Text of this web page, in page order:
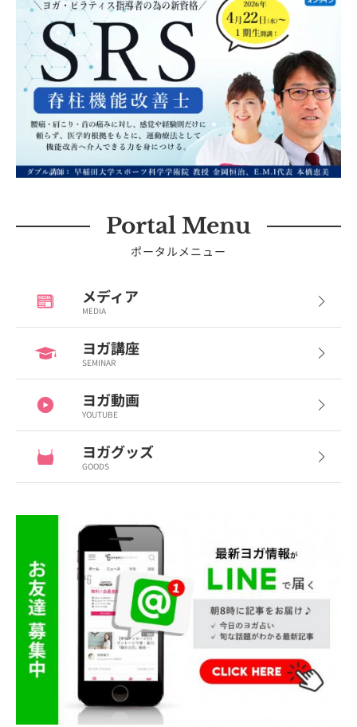
Portal Menu
ポータルメニュー
メディア
MEDIA
ヨガ講座
SEMINAR
ヨガ動画
YOUTUBE
ヨガグッズ
GOODS